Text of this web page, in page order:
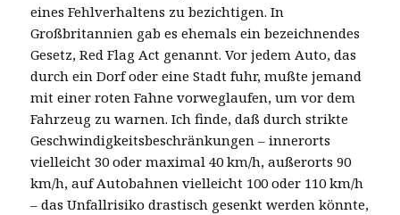
eines Fehlverhaltens zu bezichtigen. In
Großbritannien gab es ehemals ein bezeichnendes
Gesetz, Red Flag Act genannt. Vor jedem Auto, das
durch ein Dorf oder eine Stadt fuhr, mußte jemand
mit einer roten Fahne vorweglaufen, um vor dem
Fahrzeug zu warnen. Ich finde, daß durch strikte
Geschwindigkeitsbeschränkungen – innerorts
vielleicht 30 oder maximal 40 km/h, außerorts 90
km/h, auf Autobahnen vielleicht 100 oder 110 km/h
– das Unfallrisiko drastisch gesenkt werden könnte,